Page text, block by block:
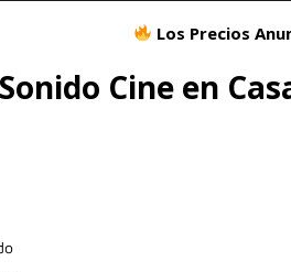
Los Precios
Cine en